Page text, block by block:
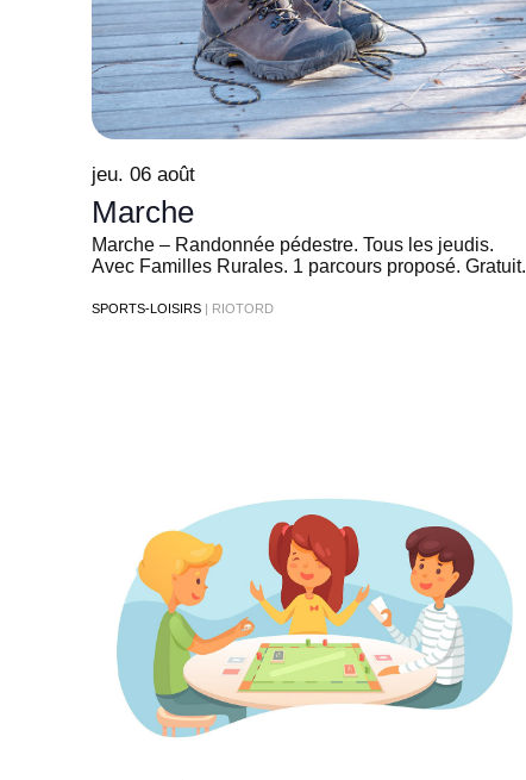
jeu. 06 août
Marche
Marche – Randonnée pédestre. Tous les jeudis.
Avec Familles Rurales. 1 parcours proposé. Gratuit.
SPORTS-LOISIRS | RIOTORD